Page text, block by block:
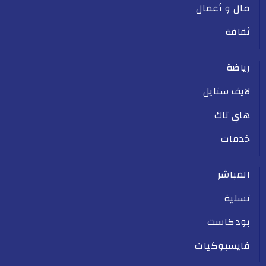
مال و أعمال
ثقافة
رياضة
لايف ستايل
هاي تاك
خدمات
المباشر
تسلية
بودكاست
فايسبوكيات